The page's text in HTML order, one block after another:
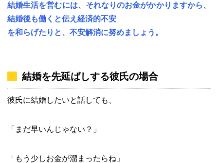
結婚生活を営むには、それなりのお金がかかりますから、
結婚後も働くと伝え経済的不安
を和らげたりと、不安解消に努めましょう。
結婚を先延ばしする彼氏の場合
彼氏に結婚したいと話しても、
「まだ早いんじゃない？」
「もう少しお金が溜まったらね」